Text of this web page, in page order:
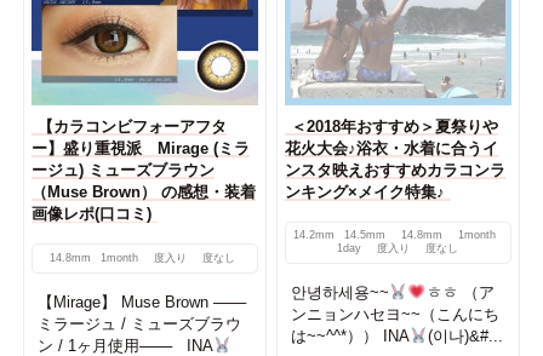
【カラコンビフォーアフタ
ー】盛り重視派 Mirage (ミラ
ージュ) ミューズブラウン
（Muse Brown） の感想・装着
画像レポ(口コミ)
14.8mm 1month 度入り 度なし
【Mirage】 Muse Brown ───
ミラージュ / ミューズブラウ
ン / 1ヶ月使用─── INA
＜2018年おすすめ＞夏祭りや
花火大会♪浴衣・水着に合うイ
ンスタ映えおすすめカラコンラ
ンキング×メイク特集♪
14.2mm 14.5mm 14.8mm
1month
1day
度入り 度なし
안녕하세용~~
ㅎㅎ （ア
ンニョンハセヨ~~（こんにち
は~~^^*）） INA
(이나)&#...